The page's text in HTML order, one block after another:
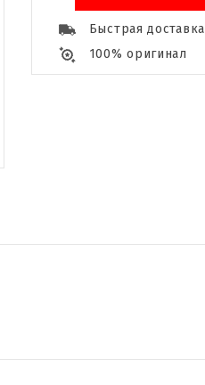
Быстрая доставка
100% оригинал